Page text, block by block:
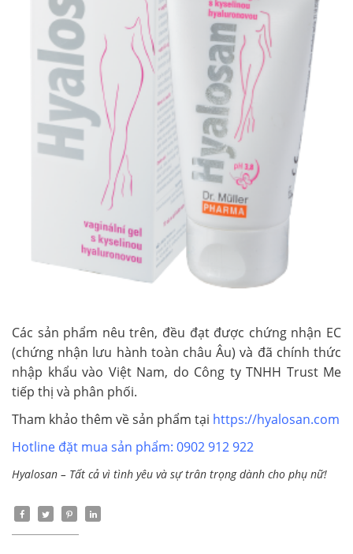
Các sản phẩm nêu trên, đều đạt được chứng nhận EC
(chứng nhận lưu hành toàn châu Âu) và đã chính thức
nhập khẩu vào Việt Nam, do Công ty TNHH Trust Me
tiếp thị và phân phối.
Tham khảo thêm về sản phẩm tại https://hyalosan.com
Hotline đặt mua sản phẩm: 0902 912 922
Hyalosan – Tất cả vì tình yêu và sự trân trọng dành cho phụ nữ!